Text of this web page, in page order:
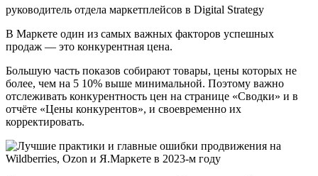
руководитель отдела маркетплейсов в Digital Strategy
В Маркете один из самых важных факторов успешных
продаж — это конкурентная цена.
Большую часть показов собирают товары, цены которых не
более, чем на 5 10% выше минимальной. Поэтому важно
отслеживать конкурентность цен на странице «Сводки» и в
отчёте «Цены конкурентов», и своевременно их
корректировать.